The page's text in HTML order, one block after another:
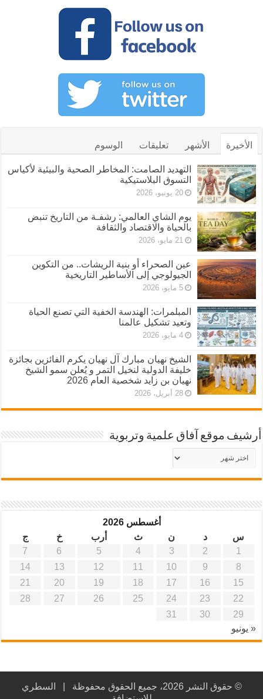
الأخيرة الأشهر تعليقات الوسوم
التهديد الصامت: المخاطر الصحية والبيئية لأكياس
التسوق البلاستيكية
20 يونيو، 2026
يوم الشاي العالمي: رشفـة من التاريخ تنبض
بالحياة والاقتصاد والثقافة
21 مايو، 2026
عين الصحراء أو بنية الريشات.. من التكوين
الجيولوجي إلى الأساطير التاريخية
5 مايو، 2026
المبلمرات: الهندسة الخفية التي تصنع الحياة
وتعيد تشكيل عالمنا
4 مايو، 2026
الشيخ نهيان مبارك آل نهيان يكرم الفائزين بجائزة
خليفة الدولية لنخيل التمر و يُعلن سمو الشيخ
نهيان بن زايد شخصية العام 2026
28 أبريل، 2026
أرشيف موقع آفاق علمية وتربوية
أرشيف
موقع
آفاق
أغسطس 2026
س
د ن ث أرب خ
ج
1
2
3
4
5
6
7
8
9
10
11
12
13
14
15
16
17
18
19
20
21
22
23
24
25
26
27
28
29
30
31
« يونيو
© حقوق النشر 2026، جميع الحقوق محفوظة |
السطري